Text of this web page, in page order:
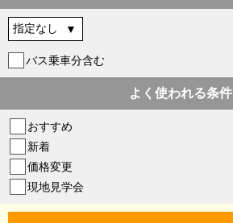
バス乗車分含む
よく使われる条件
おすすめ
新着
価格変更
現地見学会